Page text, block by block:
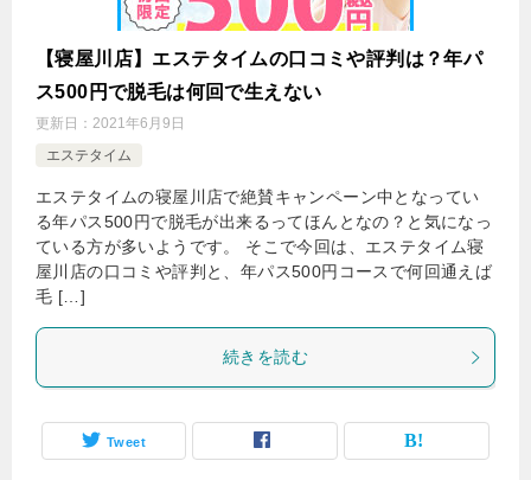
【寝屋川店】エステタイムの口コミや評判は？年パ
ス500円で脱毛は何回で生えない
更新日： 2021年6月9日
エステタイム
エステタイムの寝屋川店で絶賛キャンペーン中となってい
る年パス500円で脱毛が出来るってほんとなの？と気になっ
ている方が多いようです。 そこで今回は、エステタイム寝
屋川店の口コミや評判と、年パス500円コースで何回通えば
毛 […]
続きを読む
Tweet